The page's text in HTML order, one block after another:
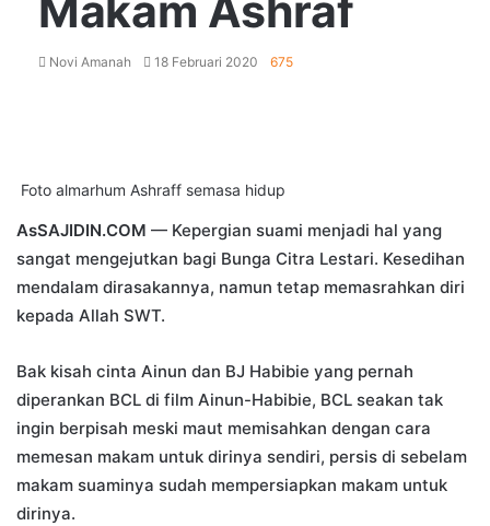
Makam Ashraf
Novi Amanah
Send18 Februari 2020 675
Foto almarhum Ashraff semasa hidup
AsSAJIDIN.COM — Kepergian suami menjadi hal yang
sangat mengejutkan bagi Bunga Citra Lestari. Kesedihan
mendalam dirasakannya, namun tetap memasrahkan diri
kepada Allah SWT.
Bak kisah cinta Ainun dan BJ Habibie yang pernah
diperankan BCL di film Ainun-Habibie, BCL seakan tak
ingin berpisah meski maut memisahkan dengan cara
memesan makam untuk dirinya sendiri, persis di sebelam
makam suaminya sudah mempersiapkan makam untuk
dirinya.